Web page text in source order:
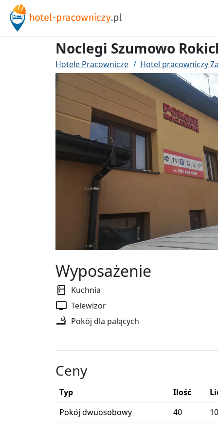
Noclegi Szumowo
Hotele Pracownicze Hotel pracowniczy
Wyposażenie
Kuchnia
Telewizor
Pokój dla palących
Ceny
Typ Ilość
Pokój dwuosobowy
40